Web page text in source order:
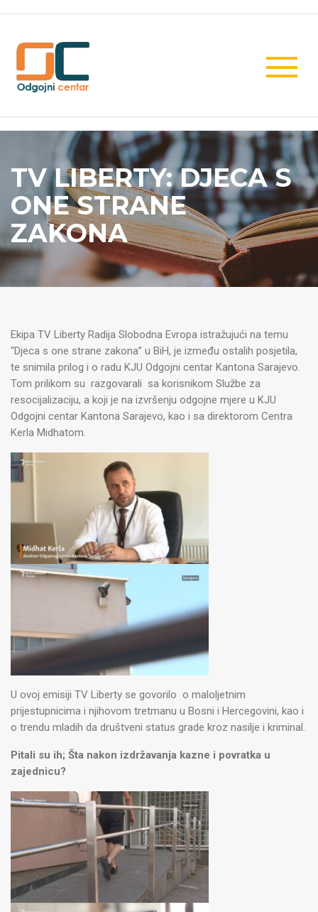
TV LIBERTY: DJECA S
ONE STRANE
ZAKONA
Ekipa TV Liberty Radija Slobodna Evropa istražujući na temu
“Djeca s one strane zakona” u BiH, je između ostalih posjetila,
te snimila prilog i o radu KJU Odgojni centar Kantona Sarajevo.
Tom prilikom su razgovarali sa korisnikom Službe za
resocijalizaciju, a koji je na izvršenju odgojne mjere u KJU
Odgojni centar Kantona Sarajevo, kao i sa direktorom Centra
Kerla Midhatom.
U ovoj emisiji TV Liberty se govorilo o maloljetnim
prijestupnicima i njihovom tretmanu u Bosni i Hercegovini, kao i
o trendu mladih da društveni status grade kroz nasilje i kriminal.
Pitali su ih; Šta nakon izdržavanja kazne i povratka u
zajednicu?